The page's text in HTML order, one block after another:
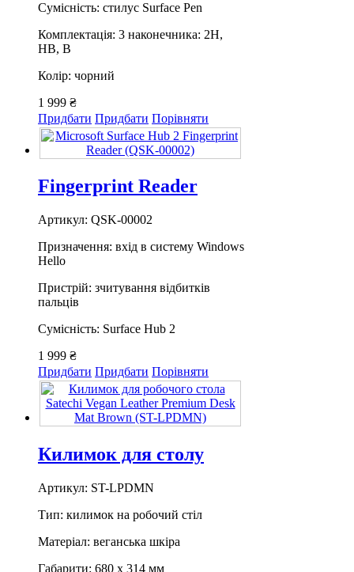
Сумісність: стилус Surface Pen
Комплектація: 3 наконечника: 2Н,
НВ, В
Колір: чорний
1 999 ₴
Придбати Придбати Порівняти
Fingerprint Reader
Артикул: QSK-00002
Призначення: вхід в систему Windows
Hello
Пристрій: зчитування відбитків
пальців
Сумісність: Surface Hub 2
1 999 ₴
Придбати Придбати Порівняти
Килимок для столу
Артикул: ST-LPDMN
Тип: килимок на робочий стіл
Матеріал: веганська шкіра
Габарити: 680 х 314 мм